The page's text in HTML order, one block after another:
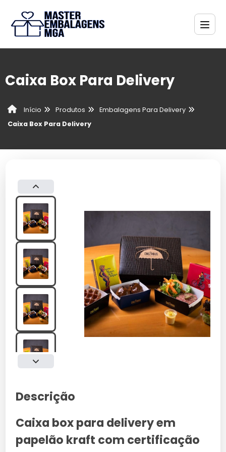
Caixa Box Para Delivery
Início Produtos
Embalagens Para Delivery
Caixa Box Para Delivery
Descrição
Caixa box para delivery em
papelão kraft com certificação